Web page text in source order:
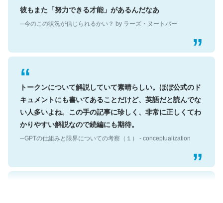
彼もまた「努力できる才能」があるんだなあ
トークンについて解説していて素晴らしい。ほぼ公式のド
キュメントにも書いてあることだけど、英語だと読んでな
い人多いよね。この手の記事に珍しく、非常に正しくてわ
かりやすい解説なので続編にも期待。